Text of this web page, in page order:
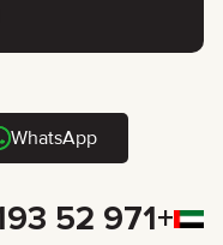
WhatsApp
+971 52 193 88 88